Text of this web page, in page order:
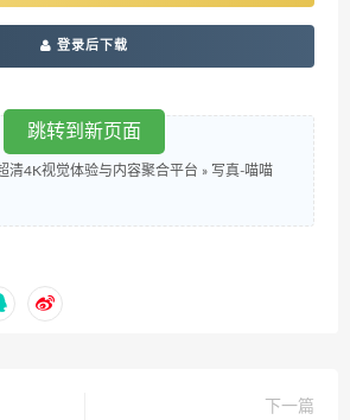
登录后下载
清4K视觉体验与内容聚合平台 » 写真-喵喵
下一篇
跳转到新页面